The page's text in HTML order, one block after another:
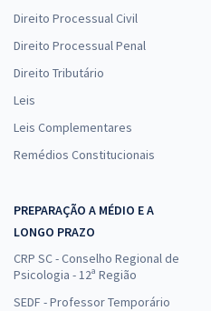
Direito Processual Civil
Direito Processual Penal
Direito Tributário
Leis
Leis Complementares
Remédios Constitucionais
PREPARAÇÃO A MÉDIO E A
LONGO PRAZO
CRP SC - Conselho Regional de
Psicologia - 12ª Região
SEDF - Professor Temporário